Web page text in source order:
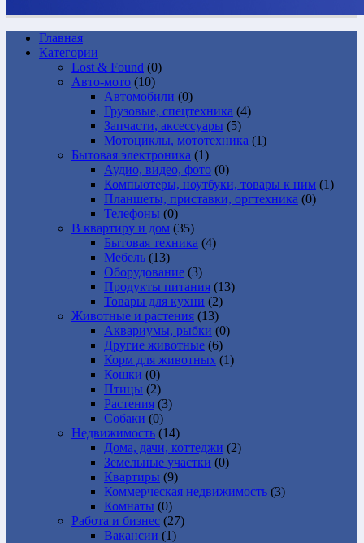
Главная
Категории
Lost & Found (0)
Авто-мото (10)
Автомобили (0)
Грузовые, спецтехника (4)
Запчасти, аксессуары (5)
Мотоциклы, мототехника (1)
Бытовая электроника (1)
Аудио, видео, фото (0)
Компьютеры, ноутбуки, товары к ним (1)
Планшеты, приставки, оргтехника (0)
Телефоны (0)
В квартиру и дом (35)
Бытовая техника (4)
Мебель (13)
Оборудование (3)
Продукты питания (13)
Товары для кухни (2)
Животные и растения (13)
Аквариумы, рыбки (0)
Другие животные (6)
Корм для животных (1)
Кошки (0)
Птицы (2)
Растения (3)
Собаки (0)
Недвижимость (14)
Дома, дачи, коттеджи (2)
Земельные участки (0)
Квартиры (9)
Коммерческая недвижимость (3)
Комнаты (0)
Работа и бизнес (27)
Вакансии (1)